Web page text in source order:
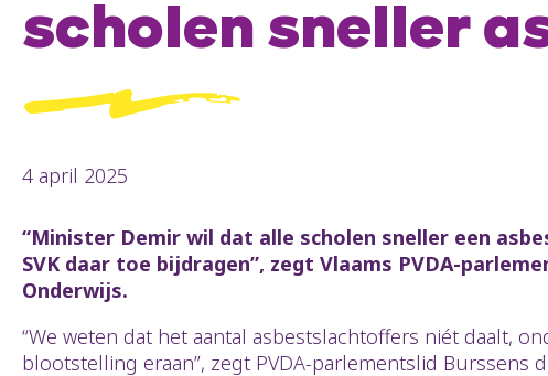
scholen sneller
4 april 2025
“Minister Demir wil dat alle scholen sneller een
SVK daar toe bijdragen”, zegt Vlaams PVDA-
Onderwijs.
“We weten dat het aantal asbestslachtoffers niét daalt,
blootstelling eraan”, zegt PVDA-parlementslid Burssens